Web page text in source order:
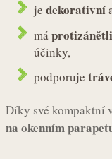
je dekorativní
má
účinky,
podporuje
Díky své kompaktní
na okenním